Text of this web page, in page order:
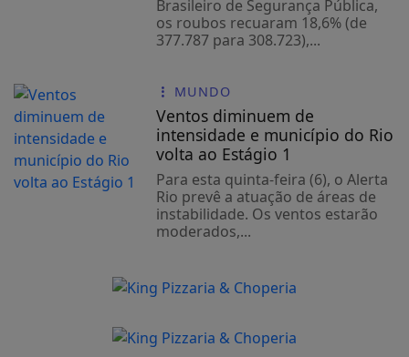
Brasileiro de Segurança Pública,
os roubos recuaram 18,6% (de
377.787 para 308.723),...
MUNDO
Ventos diminuem de
intensidade e município do Rio
volta ao Estágio 1
Para esta quinta-feira (6), o Alerta
Rio prevê a atuação de áreas de
instabilidade. Os ventos estarão
moderados,...